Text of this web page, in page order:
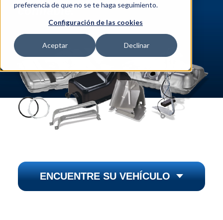
preferencia de que no se te haga seguimiento.
Configuración de las cookies
Aceptar Declinar
confiable.
ENCUENTRE SU VEHÍCULO